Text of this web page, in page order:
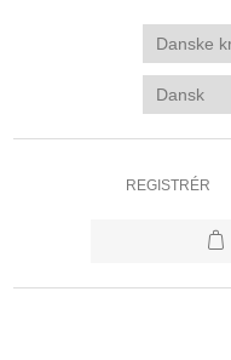
REGISTRÉR